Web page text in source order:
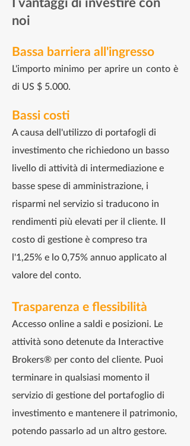
noi
Bassa barriera all'ingresso
L'importo minimo per aprire un conto è
di US $ 5.000.
Bassi costi
A causa dell'utilizzo di portafogli di
investimento che richiedono un basso
livello di attività di intermediazione e
basse spese di amministrazione, i
risparmi nel servizio si traducono in
rendimenti più elevati per il cliente. Il
costo di gestione è compreso tra
l'1,25% e lo 0,75% annuo applicato al
valore del conto.
Trasparenza e flessibilità
Accesso online a saldi e posizioni. Le
attività sono detenute da Interactive
Brokers® per conto del cliente. Puoi
terminare in qualsiasi momento il
servizio di gestione del portafoglio di
investimento e mantenere il patrimonio,
potendo passarlo ad un altro gestore.